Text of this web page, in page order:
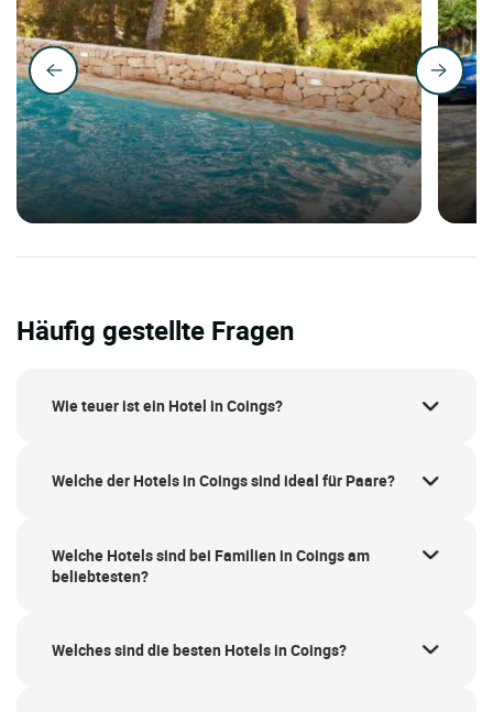
Häufig gestellte Fragen
Wie teuer ist ein Hotel in Coings?
Welche der Hotels in Coings sind ideal für Paare?
Welche Hotels sind bei Familien in Coings am
beliebtesten?
Welches sind die besten Hotels in Coings?